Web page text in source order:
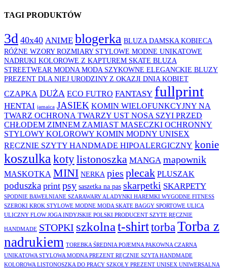
TAGI PRODUKTÓW
3d 40x40 ANIME blogerka BLUZA DAMSKA KOBIECA
RÓŻNE WZORY ROZMIARY STYLOWE MODNE UNIKATOWE
NADRUKI KOLOROWE Z KAPTUREM SKATE BLUZA
STREETWEAR MODNA MODA SZYKOWNE ELEGANCKIE BLUZY
PREZENT DLA NIEJ URODZINY Z OKAZJI DNIA KOBIET
CZAPKA DUŻA ECO FUTRO FANTASY fullprint
HENTAI jamaica JASIEK KOMIN WIELOFUNKCYJNY NA
TWARZ OCHRONA TWARZY UST NOSA SZYI PRZED
CHŁODEM ZIMNEM ZAMIAST MASECZKI OCHRONNY
STYLOWY KOLOROWY KOMIN MODNY UNISEX
RĘCZNIE SZYTY HANDMADE HIPOALERGICZNY konie
koszulkakotylistonoszka MANGA mapownik
MASKOTKA MINI NERKA pies plecak PLUSZAK
poduszka print psy saszetka na pas skarpetki SKARPETY
SPODNIE BAWEŁNIANE SZARAWARY ALADYNKI HAREMKI WYGODNE FITNESS
SZEROKI KROK STYLOWE MODNE MODA SKATE BAGGY SPORTOWE ULICA
ULICZNY FLOW JOGA INDYJSKIE POLSKI PRODUCENT SZYTE RĘCZNIE
HANDMADE STOPKI szkolnat-shirttorbaTorba z
nadrukiem TOREBKA ŚREDNIA POJEMNA PAKOWNA CZARNA
UNIKATOWA STYLOWA MODNA PREZENT RĘCZNIE SZYTA HANDMADE
KOLOROWA LISTONOSZKA DO PRACY SZKOŁY PREZENT UNISEX UNIWERSALNA